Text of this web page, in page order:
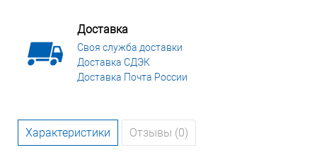
Доставка
Своя служба доставки
Доставка СДЭК
Доставка Почта России
Характеристики Отзывы (0)